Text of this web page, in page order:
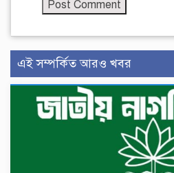
এই সম্পর্কিত আরও খবর